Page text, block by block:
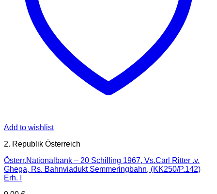
Add to wishlist
2. Republik Österreich
Österr.Nationalbank – 20 Schilling 1967, Vs.Carl Ritter .v.
Ghega, Rs. Bahnviadukt Semmeringbahn, (KK250/P.142)
Erh. I